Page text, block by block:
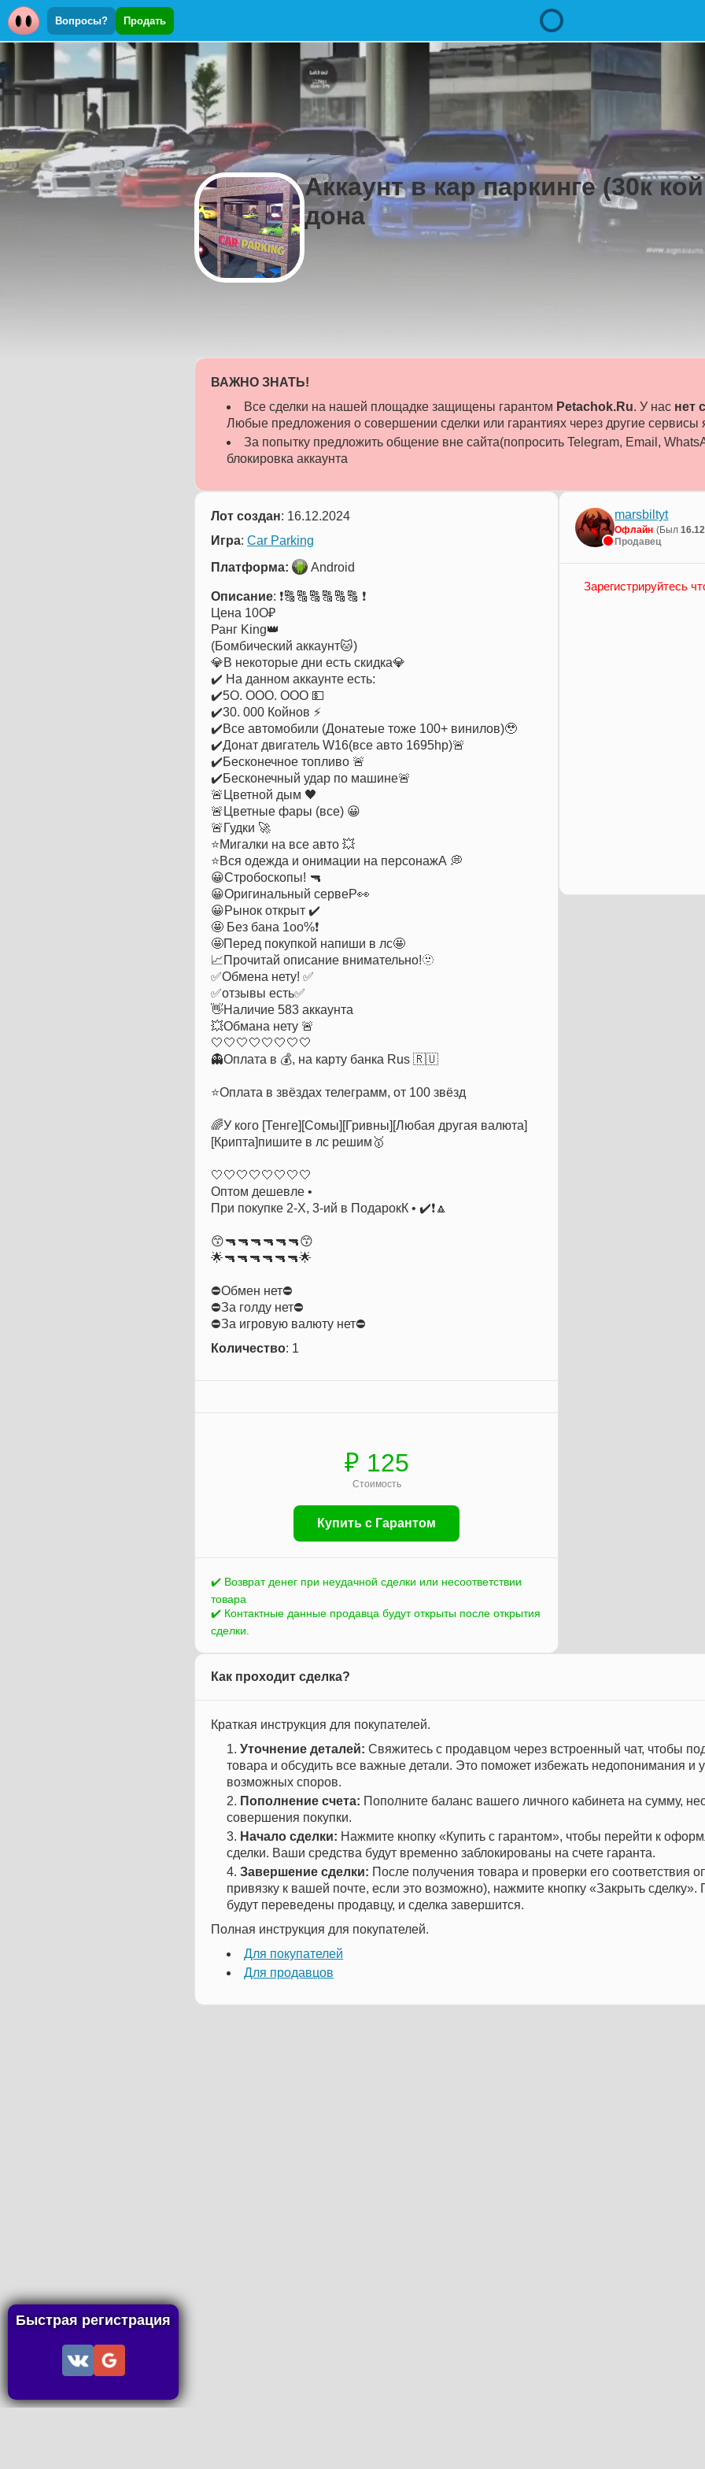
Вопросы? Продать
Аккаунт в кар паркинге (30к
дона
ВАЖНО ЗНАТЬ!
Все сделки на нашей площадке защищены гарантом Petachok.Ru. У нас нет
Любые предложения о совершении сделки или гарантиях через другие
За попытку предложить общение вне сайта(попросить Telegram, Email,
блокировка аккаунта
Лот создан: 16.12.2024
Игра: Car Parking
Платформа: Android
Описание: ❗️🔠🔠🔠🔠🔠🔠 ❗️
Цена 10O₽
Ранг King👑
(Бомбический аккаунт🐱)
💎В некоторые дни есть скидка💎
✔️ На данном аккаунте есть:
✔️5О. ООО. ООО 💵
✔️30. 000 Койнов ⚡️
✔️Все автомобили (Донатеые тоже 100+ винилов)🥹
✔️Донат двигатель W16(все авто 1695hp)🚨
✔️Бесконечное топливо 🚨
✔️Бесконечный удар по машине🚨
🚨Цветной дым 🖤
🚨Цветные фары (все) 😀
🚨Гудки 🚀
⭐️Мигалки на все авто 💥
⭐️Вся одежда и онимации на персонажА 💭
😀Стробоскопы! 🔫
😀Оригинальный сервеР👀
😀Рынок открыт ✔️
🤩 Без бана 1оо%❗️
🤩Перед покупкой напиши в лс🤩
📈Прочитай описание внимательно!🫥
✅Обмена нету! ✅
✅отзывы есть✅
👋Наличие 583 аккаунта
💥Обмана нету 🚨
🤍🤍🤍🤍🤍🤍🤍🤍
👻Оплата в 💰, на карту банка Rus 🇷🇺
⭐️Оплата в звёздах телеграмм, от 100 звёзд
🌈У кого [Тенге][Сомы][Гривны][Любая другая валюта]
[Крипта]пишите в лс решим🥇
🤍🤍🤍🤍🤍🤍🤍🤍
Оптом дешевле •
При покупке 2-Х, 3-ий в ПодарокК • ✔️❗️🔼
😙🔫🔫🔫🔫🔫🔫😙
🌟🔫🔫🔫🔫🔫🔫🌟
⛔Обмен нет⛔
⛔За голду нет⛔
⛔За игровую валюту нет⛔
Количество: 1
₽ 125
Стоимость
Купить с Гарантом
✔️ Возврат денег при неудачной сделки или несоответствии
товара
✔️ Контактные данные продавца будут открыты после открытия
сделки.
marsbiltyt
Офлайн (Был
Продавец
Зарегистрируйтесь
Как проходит сделка?
Краткая инструкция для покупателей.
Уточнение деталей: Свяжитесь с продавцом через встроенный чат, чтобы
товара и обсудить все важные детали. Это поможет избежать недопонимания и
возможных споров.
Пополнение счета: Пополните баланс вашего личного кабинета на сумму,
совершения покупки.
Начало сделки: Нажмите кнопку «Купить с гарантом», чтобы перейти к
сделки. Ваши средства будут временно заблокированы на счете гаранта.
Завершение сделки: После получения товара и проверки его соответствия
привязку к вашей почте, если это возможно), нажмите кнопку «Закрыть сделку».
будут переведены продавцу, и сделка завершится.
Полная инструкция для покупателей.
Для покупателей
Для продавцов
Быстрая регистрация